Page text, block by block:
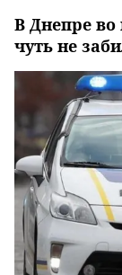
В Днепре
чуть не